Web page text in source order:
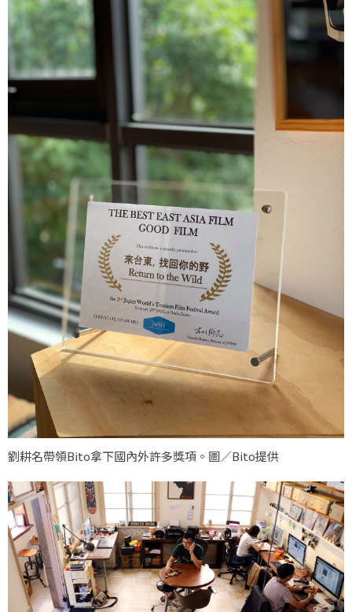
劉耕名帶領Bito拿下國內外許多獎項。圖／Bito提供